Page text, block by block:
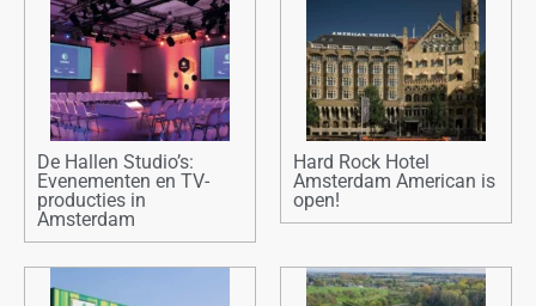
De Hallen Studio’s:
Evenementen en TV-
producties in
Amsterdam
Hard Rock Hotel
Amsterdam American is
open!